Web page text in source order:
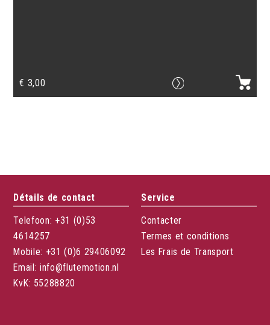
€ 3,00
Détails de contact
Telefoon: +31 (0)53
4614257
Mobile: +31 (0)6 29406092
Email: info@flutemotion.nl
KvK: 55288820
Service
Contacter
Termes et conditions
Les Frais de Transport